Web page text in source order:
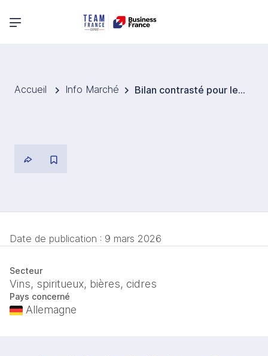
Menu principal
Accueil Info Marché Bilan contrasté pour le secteur du vin en Allemagne en 2025
Date de publication : 9 mars 2026
Secteur
Vins, spiritueux, bières, cidres
Pays concerné
Allemagne